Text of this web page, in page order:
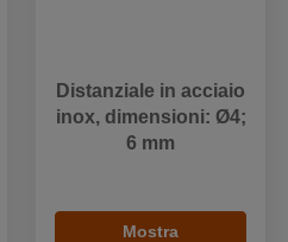
Distanziale in acciaio
inox, dimensioni: Ø4;
6 mm
Mostra